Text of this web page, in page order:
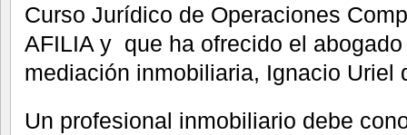
Curso Jurídico de Operaciones
AFILIA y que ha ofrecido el
mediación inmobiliaria, Ignacio Uriel
Un profesional inmobiliario debe